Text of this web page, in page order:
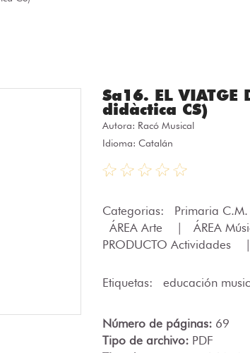
Sa16. EL VIATGE
didàctica CS)
Autora: Racó Musical
Idioma: Catalán
Categorias: Primaria C.M.
ÁREA Arte
ÁREA
PRODUCTO Actividades
Etiquetas: educación
Número de páginas: 69
Tipo de archivo: PDF